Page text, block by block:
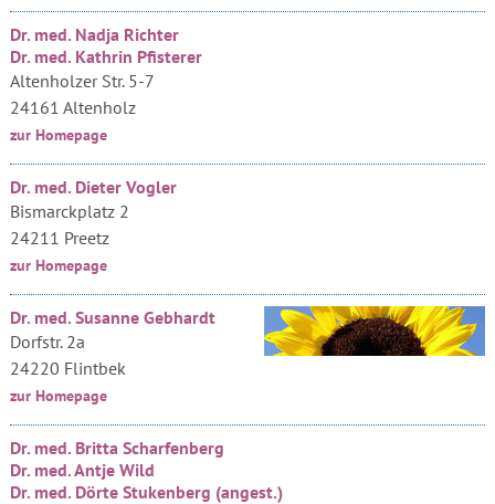
Dr. med. Nadja Richter
Dr. med. Kathrin Pfisterer
Altenholzer Str. 5-7
24161 Altenholz
zur Homepage
Dr. med. Dieter Vogler
Bismarckplatz 2
24211 Preetz
zur Homepage
Dr. med. Susanne Gebhardt
Dorfstr. 2a
24220 Flintbek
zur Homepage
Dr. med. Britta Scharfenberg
Dr. med. Antje Wild
Dr. med. Dörte Stukenberg (angest.)